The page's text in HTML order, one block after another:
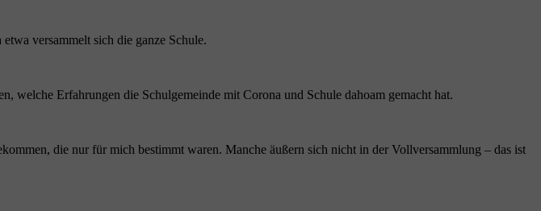
versammelt sich die ganze Schule.
welche Erfahrungen die Schulgemeinde mit Corona und Schule dahoam gemacht hat.
die nur für mich bestimmt waren. Manche äußern sich nicht in der Vollversammlung – das ist